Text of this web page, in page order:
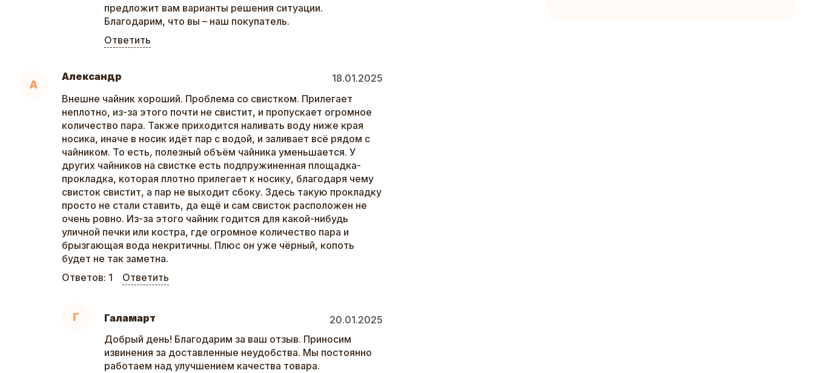
предложит вам варианты решения ситуации.
Благодарим, что вы – наш покупатель.
Ответить
А
Александр
18.01.2025
Внешне чайник хороший. Проблема со свистком. Прилегает
неплотно, из-за этого почти не свистит, и пропускает огромное
количество пара. Также приходится наливать воду ниже края
носика, иначе в носик идёт пар с водой, и заливает всё рядом с
чайником. То есть, полезный объём чайника уменьшается. У
других чайников на свистке есть подпружиненная площадка-
прокладка, которая плотно прилегает к носику, благодаря чему
свисток свистит, а пар не выходит сбоку. Здесь такую прокладку
просто не стали ставить, да ещё и сам свисток расположен не
очень ровно. Из-за этого чайник годится для какой-нибудь
уличной печки или костра, где огромное количество пара и
брызгающая вода некритичны. Плюс он уже чёрный, копоть
будет не так заметна.
Ответов: 1 Ответить
Г Галамарт
20.01.2025
Добрый день! Благодарим за ваш отзыв. Приносим
извинения за доставленные неудобства. Мы постоянно
работаем над улучшением качества товара.